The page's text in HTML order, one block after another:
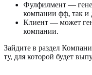
Фулфилмент —
компании фф, так и
Клиент — может
компании.
Зайдите в раздел
ту, для которой будет